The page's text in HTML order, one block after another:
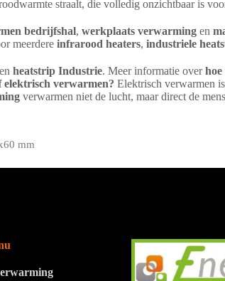
straalt, die volledig onzichtbaar is
bedrijfshal, werkplaats verwarming en
meerdere infrarood heaters, industriele
en heatstrip Industrie. Meer informatie over
elektrisch verwarmen? Elektrisch verwarmen
verwarmen niet de lucht, maar direct de
mm